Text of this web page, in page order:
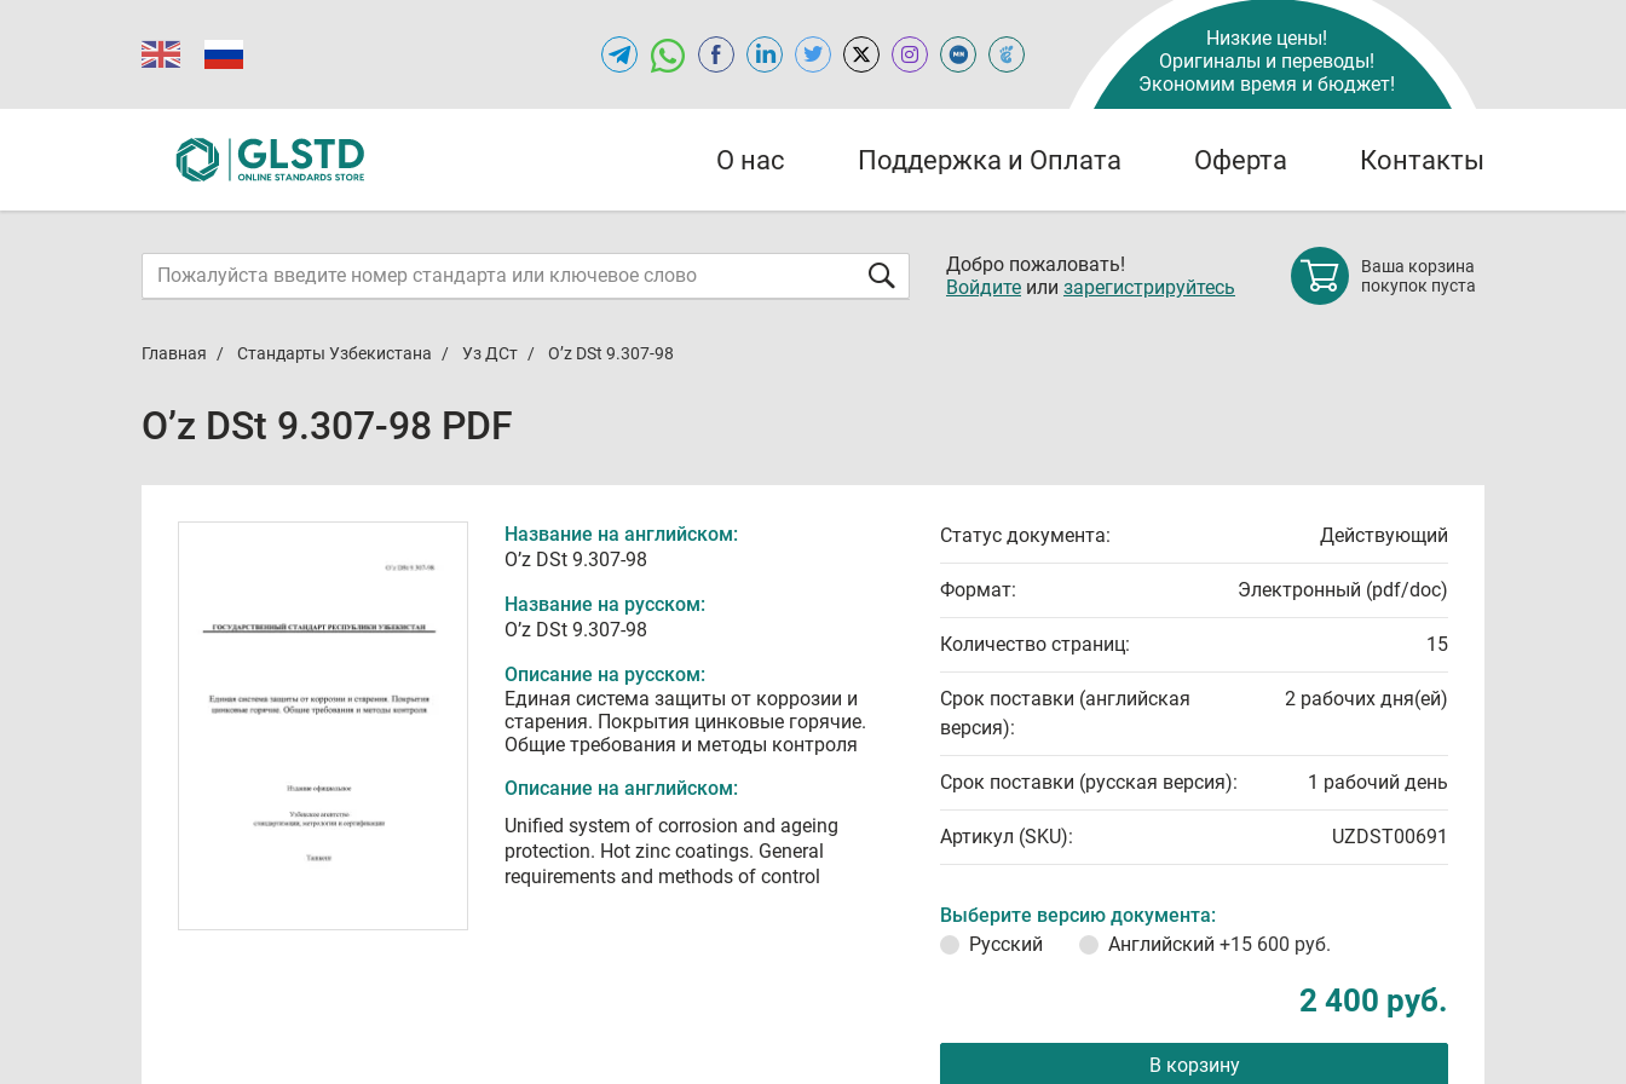
Низкие цены!
Оригиналы и переводы!
Экономим время и бюджет!
О нас Поддержка и Оплата Оферта Контакты
Добро пожаловать!
Войдите или зарегистрируйтесь
Ваша корзина
покупок пуста
Главная Стандарты Узбекистана Уз ДСт O’z DSt 9.307-98
O’z DSt 9.307-98 PDF
Название на английском:
O’z DSt 9.307-98
Название на русском:
O’z DSt 9.307-98
Описание на русском:
Единая система защиты от коррозии и
старения. Покрытия цинковые горячие.
Общие требования и методы контроля
Описание на английском:
Unified system of corrosion and ageing
protection. Hot zinc coatings. General
requirements and methods of control
Статус документа: Действующий
Формат: Электронный (pdf/doc)
Количество страниц: 15
Срок поставки (английская
версия):
2 рабочих дня(ей)
Срок поставки (русская версия): 1 рабочий день
Артикул (SKU): UZDST00691
Выберите версию документа:
Русский
Английский +15 600 руб.
2 400 руб.
В корзину